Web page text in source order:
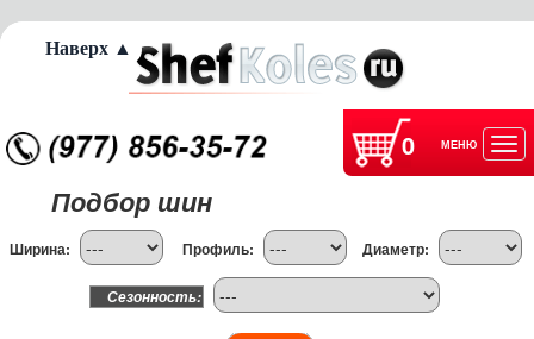
0 МЕНЮ
Подбор шин
Ширина: Профиль: Диаметр:
Сезонность:
Наверх ▲